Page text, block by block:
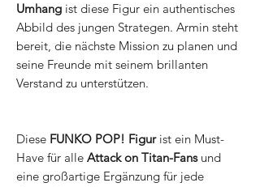
Umhang ist diese Figur ein authentisches
Abbild des jungen Strategen. Armin steht
bereit, die nächste Mission zu planen und
seine Freunde mit seinem brillanten
Verstand zu unterstützen.
Diese FUNKO POP! Figurist ein Must-
Have für alle Attack on Titan-Fansund
eine großartige Ergänzung für jede